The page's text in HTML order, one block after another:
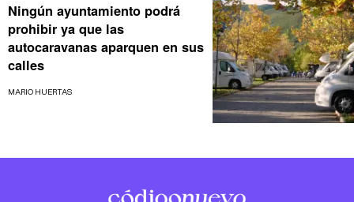
Ningún ayuntamiento podrá
prohibir ya que las
autocaravanas aparquen en sus
calles
MARIO HUERTAS